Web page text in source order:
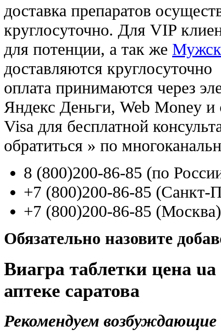
доставка препаратов
круглосуточно. Для VIP
для потенции, а так же
доставляются круглосуточно
оплата принимаются через
Яндекс Деньги, Web Money и
Visa для бесплатной
обратиться » по
8 (800)200-86-85 (по
+7 (800)200-86-85 (Санкт-
+7 (800)200-86-85 (Москва)
Обязательно назовите
Виагра таблетки цена
аптеке саратова
Рекомендуем